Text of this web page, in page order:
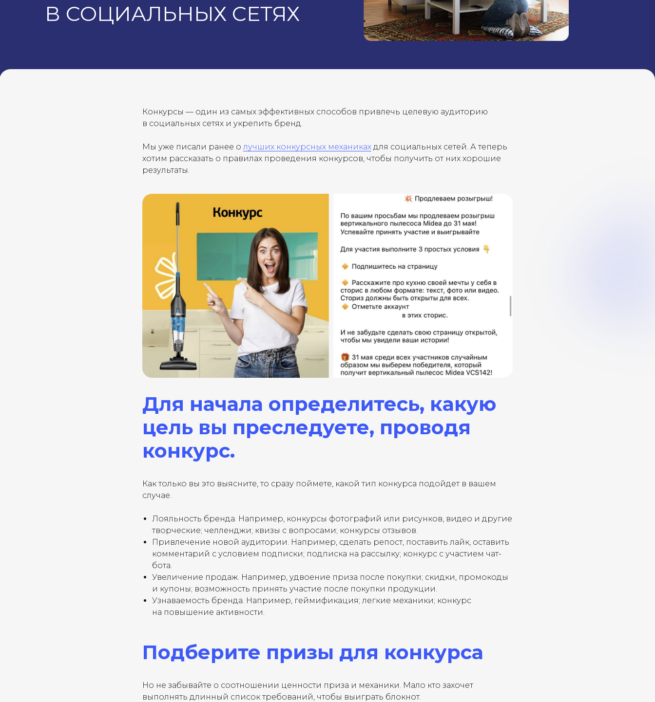
В СОЦИАЛЬНЫХ СЕТЯХ
Конкурсы — один из самых эффективных способов привлечь целевую аудиторию
в социальных сетях и укрепить бренд.
Мы уже писали ранее о лучших конкурсных механиках для социальных сетей. А теперь
хотим рассказать о правилах проведения конкурсов, чтобы получить от них хорошие
результаты.
Для начала определитесь, какую
цель вы преследуете, проводя
конкурс.
Как только вы это выясните, то сразу поймете, какой тип конкурса подойдет в вашем
случае.
Лояльность бренда. Например, конкурсы фотографий или рисунков, видео и другие
творческие; челленджи; квизы с вопросами; конкурсы отзывов.
Привлечение новой аудитории. Например, сделать репост, поставить лайк, оставить
комментарий с условием подписки; подписка на рассылку; конкурс с участием чат-
бота.
Увеличение продаж. Например, удвоение приза после покупки; скидки, промокоды
и купоны; возможность принять участие после покупки продукции.
Узнаваемость бренда. Например, геймификация; легкие механики; конкурс
на повышение активности.
Подберите призы для конкурса
Но не забывайте о соотношении ценности приза и механики. Мало кто захочет
выполнять длинный список требований, чтобы выиграть блокнот.